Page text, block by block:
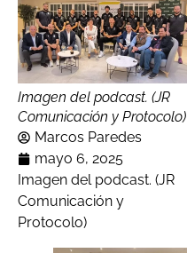
Imagen del podcast. (JR
Comunicación y Protocolo)
Marcos Paredes
mayo 6, 2025
Imagen del podcast. (JR
Comunicación y
Protocolo)